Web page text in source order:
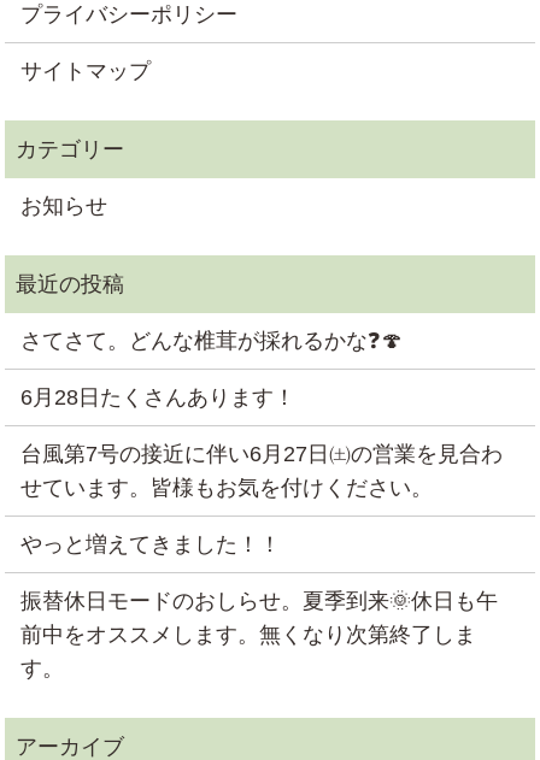
プライバシーポリシー
サイトマップ
お知らせ
さてさて。どんな椎茸が採れるかな❓🍄
6月28日たくさんあります！
台風第7号の接近に伴い6月27日㈯の営業を見合わ
せています。皆様もお気を付けください。
やっと増えてきました！！
振替休日モードのおしらせ。夏季到来🌞休日も午
前中をオススメします。無くなり次第終了しま
す。